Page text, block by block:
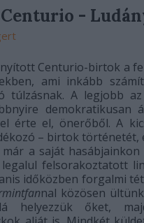
-
Centurio-birtok a
ami inkább
túlzásnak. A legjobb
demokratikusan
érte el, önerőből. A
– birtok
a saját
felsorakoztatott
időközben forgalmi
nal közösen
helyezzük őket,